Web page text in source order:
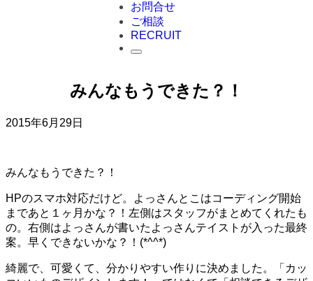
お問合せ
ご相談
RECRUIT
みんなもうできた？！
2015年6月29日
みんなもうできた？！
HPのスマホ対応だけど。よっさんとこはコーディング開始
まであと１ヶ月かな？！左側はスタッフがまとめてくれたも
の。右側はよっさんが書いたよっさんテイストが入った最終
案。早くできないかな？！(*^^*)
綺麗で、可愛くて、分かりやすい作りに決めました。「カッ